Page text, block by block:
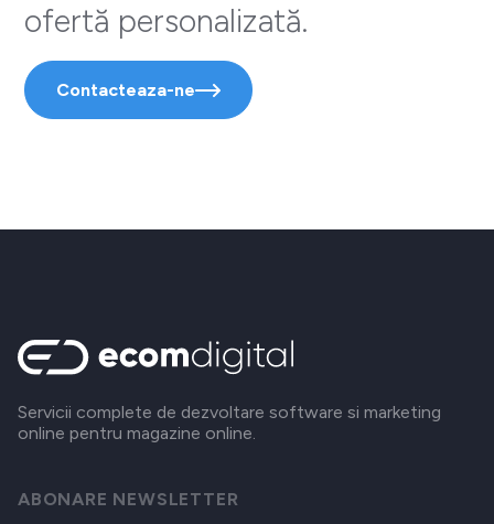
ofertă personalizată.
Contacteaza-ne
Servicii complete de dezvoltare software si marketing
online pentru magazine online.
ABONARE NEWSLETTER